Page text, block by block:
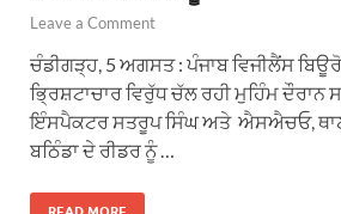
Leave a Comment
ਚੰਡੀਗੜ੍ਹ, 5 ਅਗਸਤ : ਪੰਜਾਬ ਵਿਜੀਲੈਂਸ
ਭ੍ਰਿਸ਼ਟਾਚਾਰ ਵਿਰੁੱਧ ਚੱਲ ਰਹੀ ਮੁਹਿੰਮ ਦੌਰਾਨ
ਇੰਸਪੈਕਟਰ ਸਤਰੂਪ ਸਿੰਘ ਅਤੇ ਐਸਐਚਓ,
ਬਠਿੰਡਾ ਦੇ ਰੀਡਰ ਨੂੰ …